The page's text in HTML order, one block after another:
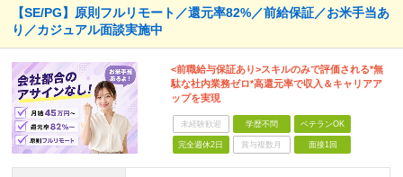
【SE/PG】原則フルリモート／還元率82%／前給保証／お米手当あ
り／カジュアル面談実施中
<前職給与保証あり>スキルのみで評価される*無
駄な社内業務ゼロ*高還元率で収入＆キャリアア
ップを実現
未経験歓迎 学歴不問 ベテランOK
完全週休2日 賞与複数月 面接1回